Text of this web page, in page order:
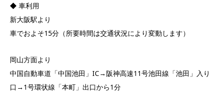
◆ 車利用
新大阪駅より
車でおよそ15分（所要時間は交通状況により変動します）
岡山方面より
中国自動車道「中国池田」IC→阪神高速11号池田線「池田」入り
口→1号環状線「本町」出口から1分